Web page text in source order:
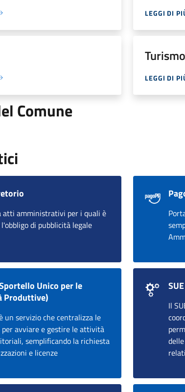
LEGGI DI
Turismo
LEGGI DI
Comune
atti amministrativi per i quali è
di pubblicità legale
Unico per le
Produttive)
un servizio che centralizza le
avviare e gestire le attività
semplificando la richiesta
e licenze
Il